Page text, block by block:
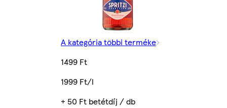
A kategória többi terméke
1499 Ft
1999 Ft/l
+ 50 Ft betétdíj / db